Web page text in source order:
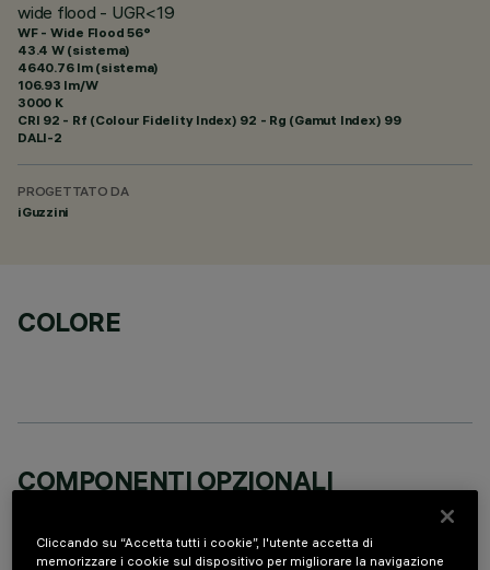
wide flood - UGR<19
WF - Wide Flood 56°
43.4 W (sistema)
4640.76 lm (sistema)
106.93 lm/W
3000 K
CRI 92 - Rf (Colour Fidelity Index) 92 - Rg (Gamut Index) 99
DALI-2
PROGETTATO DA
iGuzzini
COLORE
COMPONENTI OPZIONALI
Cliccando su “Accetta tutti i cookie”, l'utente accetta di
memorizzare i cookie sul dispositivo per migliorare la navigazione